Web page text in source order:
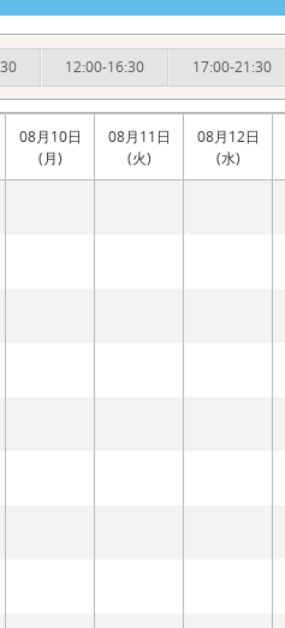
12:00-16:30 17:00-21:30
08月10日
(月)
08月11日
(火)
08月12日
(水)